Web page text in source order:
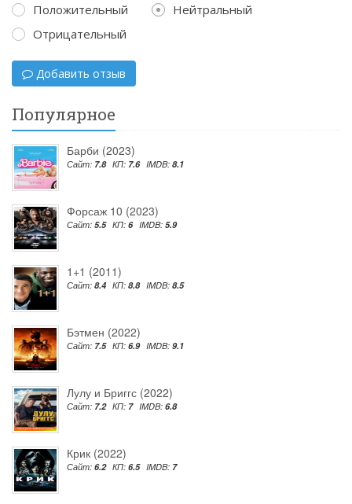
Положительный
Нейтральный
Отрицательный
Добавить отзыв
Популярное
Барби (2023)
Сайт: 7.8 КП: 7.6 IMDB: 8.1
Форсаж 10 (2023)
Сайт: 5.5 КП: 6 IMDB: 5.9
1+1 (2011)
Сайт: 8.4 КП: 8.8 IMDB: 8.5
Бэтмен (2022)
Сайт: 7.5 КП: 6.9 IMDB: 9.1
Лулу и Бриггс (2022)
Сайт: 7.2 КП: 7 IMDB: 6.8
Крик (2022)
Сайт: 6.2 КП: 6.5 IMDB: 7